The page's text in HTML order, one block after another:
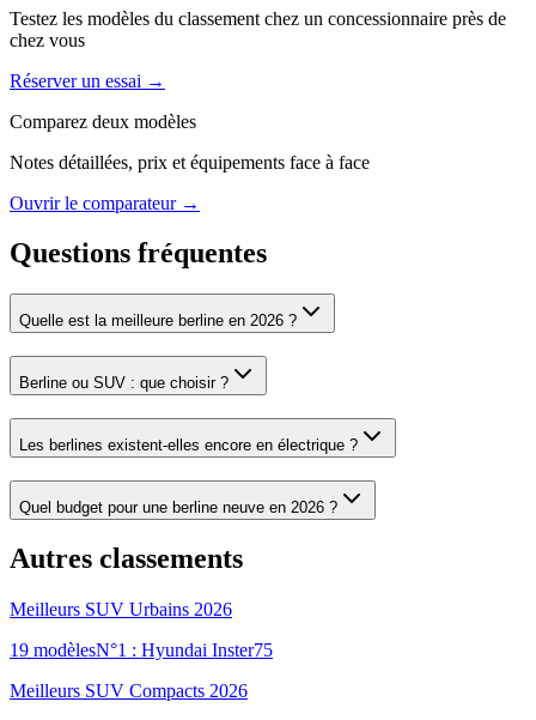
Testez les modèles du classement chez un concessionnaire près de
chez vous
Réserver un essai →
Comparez deux modèles
Notes détaillées, prix et équipements face à face
Ouvrir le comparateur →
Questions fréquentes
Quelle est la meilleure berline en 2026 ?
Berline ou SUV : que choisir ?
Les berlines existent-elles encore en électrique ?
Quel budget pour une berline neuve en 2026 ?
Autres classements
Meilleurs SUV Urbains 2026
19 modèlesN°1 : Hyundai Inster75
Meilleurs SUV Compacts 2026